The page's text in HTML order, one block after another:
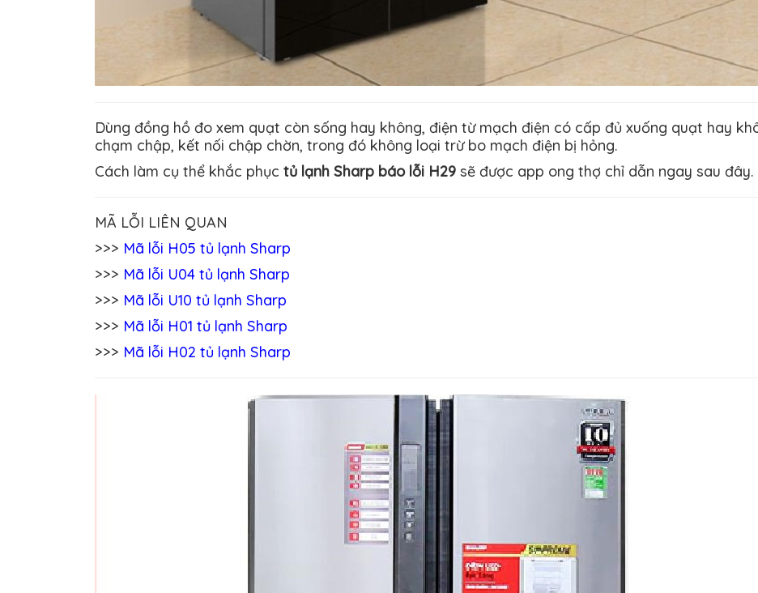
Dùng đồng hồ đo xem quạt còn sống hay không, điện từ mạch điện có cấp đủ xuống quạt hay
chạm chập, kết nối chập chờn, trong đó không loại trừ bo mạch điện bị hỏng.
Cách làm cụ thể khắc phục tủ lạnh Sharp báo lỗi H29 sẽ được app ong thợ chỉ dẫn ngay sau đây.
MÃ LỖI LIÊN QUAN
>>> Mã lỗi H05 tủ lạnh Sharp
>>> Mã lỗi U04 tủ lạnh Sharp
>>> Mã lỗi U10 tủ lạnh Sharp
>>> Mã lỗi H01 tủ lạnh Sharp
>>> Mã lỗi H02 tủ lạnh Sharp